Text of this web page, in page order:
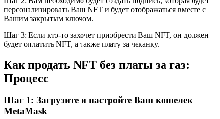
персонализировать Ваш NFT и будет отображаться вместе с
Вашим закрытым ключом.
Шаг 3: Если кто-то захочет приобрести Ваш NFT, он должен
будет оплатить NFT, а также плату за чеканку.
Как продать NFT без платы за газ:
Процесс
Шаг 1: Загрузите и настройте Ваш кошелек
MetaMask